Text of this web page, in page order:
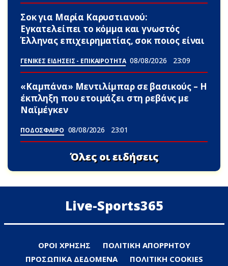
Σoκ για Μαρία Καρυστιανού:
Εγκατελείπει το κόμμα και γνωστός
Έλληνας επιχειρηματίας, σoκ ποιος είναι
ΓΕΝΙΚΕΣ ΕΙΔΗΣΕΙΣ - ΕΠΙΚΑΙΡΟΤΗΤΑ 08/08/2026 23:09
«Καμπάνα» Μεντιλίμπαρ σε βασικούς – Η
έκπληξη που ετοιμάζει στη ρεβάνς με
Ναϊμέγκεν
ΠΟΔΟΣΦΑΙΡΟ 08/08/2026 23:01
Όλες οι ειδήσεις
Live-Sports365
ΟΡΟΙ ΧΡΗΣΗΣ
ΠΟΛΙΤΙΚΗ ΑΠΟΡΡΗΤΟΥ
ΠΡΟΣΩΠΙΚΑ ΔΕΔΟΜΕΝΑ
ΠΟΛΙΤΙΚΗ COOKIES